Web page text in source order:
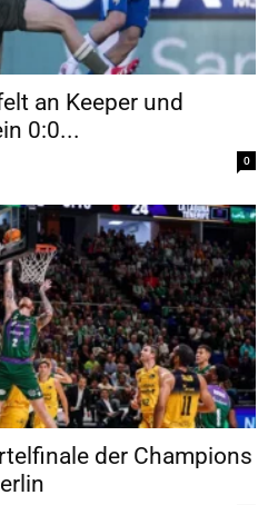
an Keeper und
0:0...
0
der Champions